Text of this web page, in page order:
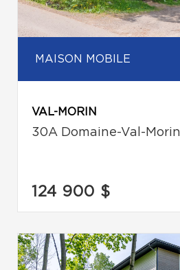
MAISON MOBILE
VAL-MORIN
30A Domaine-Val-Morin
124 900 $